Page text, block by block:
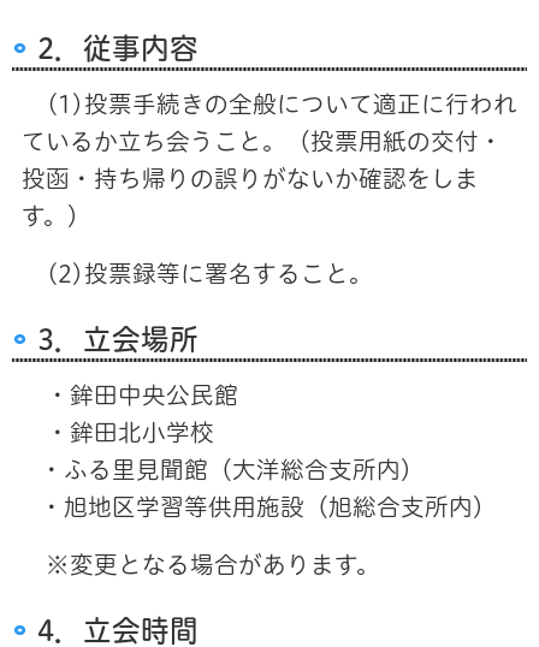
2．従事内容
(1)投票手続きの全般について適正に行われ
ているか立ち会うこと。（投票用紙の交付・
投函・持ち帰りの誤りがないか確認をしま
す。）
(2)投票録等に署名すること。
3．立会場所
・鉾田中央公民館
・鉾田北小学校
・ふる里見聞館（大洋総合支所内）
・旭地区学習等供用施設（旭総合支所内）
※変更となる場合があります。
4．立会時間